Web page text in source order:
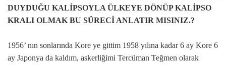
DUYDUĞU KALİPSOYLA ÜLKEYE DÖNÜP KALİPSO
KRALI OLMAK BU SÜRECİ ANLATIR MISINIZ.?
1956’ nın sonlarında Kore ye gittim 1958 yılına kadar 6 ay Kore 6
ay Japonya da kaldım, askerliğimi Tercüman Teğmen olarak